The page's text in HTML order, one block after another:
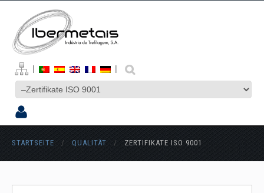
| |
STARTSEITE / QUALITÄT / ZERTIFIKATE ISO 9001